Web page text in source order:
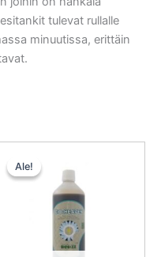
tulevat rullalle
minuutissa, erittäin
Ale!
Ale!
56,00 €.